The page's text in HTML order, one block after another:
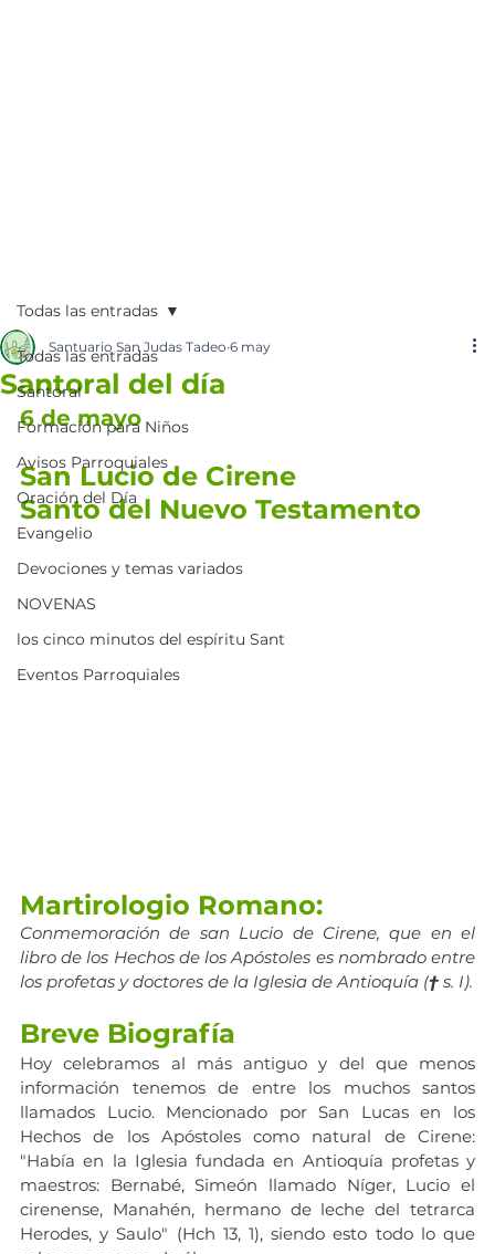
Todas las entradas
Santoral
Formación para Niños
Avisos Parroquiales
Oración del Día
Evangelio
Devociones y temas variados
NOVENAS
los cinco minutos del espíritu Sant
Eventos Parroquiales
Todas las entradas
Santoral del día
Santuario San Judas Tadeo 6 may
6 de mayo
San Lucio de Cirene
Santo del Nuevo Testamento
Martirologio Romano:
Conmemoración de san Lucio de Cirene, que en el
libro de los Hechos de los Apóstoles es nombrado entre
los profetas y doctores de la Iglesia de Antioquía († s. I).
Breve Biografía
Hoy celebramos al más antiguo y del que menos
información tenemos de entre los muchos santos
llamados Lucio. Mencionado por San Lucas en los
Hechos de los Apóstoles como natural de Cirene:
"Había en la Iglesia fundada en Antioquía profetas y
maestros: Bernabé, Simeón llamado Níger, Lucio el
cirenense, Manahén, hermano de leche del tetrarca
Herodes, y Saulo" (Hch 13, 1), siendo esto todo lo que